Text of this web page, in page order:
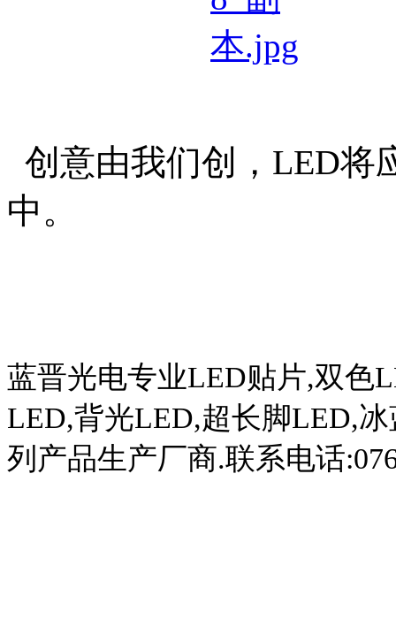
创意由我们创，LED将
中。
蓝晋光电专业LED贴片,双色
LED,背光LED,超长脚LED,
列产品生产厂商.联系电话